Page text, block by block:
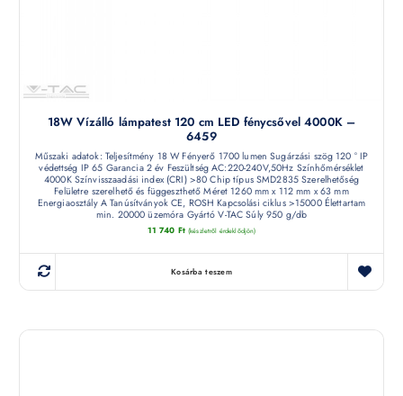
18W Vízálló lámpatest 120 cm LED fénycsővel 4000K –
6459
Műszaki adatok: Teljesítmény 18 W Fényerő 1700 lumen Sugárzási szög 120 ° IP
védettség IP 65 Garancia 2 év Feszültség AC:220-240V,50Hz Színhőmérséklet
4000K Színvisszaadási index (CRI) >80 Chip típus SMD2835 Szerelhetőség
Felületre szerelhető és függeszthető Méret 1260 mm x 112 mm x 63 mm
Energiaosztály A Tanúsítványok CE, ROSH Kapcsolási ciklus >15000 Élettartam
min. 20000 üzemóra Gyártó V-TAC Súly 950 g/db
11 740 Ft (készletről érdeklődjön)
Kosárba teszem